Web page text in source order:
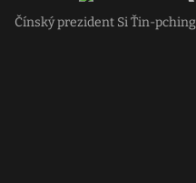
Čínský prezident Si Ťin-pching